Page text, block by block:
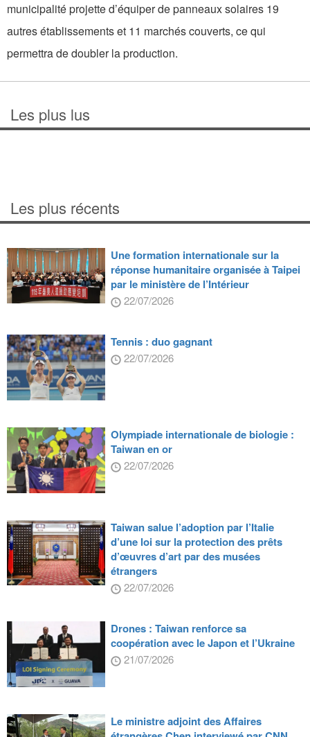
municipalité projette d’équiper de panneaux solaires 19
autres établissements et 11 marchés couverts, ce qui
permettra de doubler la production.
Les plus lus
Les plus récents
Une formation internationale sur la
réponse humanitaire organisée à Taipei
par le ministère de l’Intérieur
22/07/2026
Tennis : duo gagnant
22/07/2026
Olympiade internationale de biologie :
Taiwan en or
22/07/2026
Taiwan salue l’adoption par l’Italie
d’une loi sur la protection des prêts
d’œuvres d’art par des musées
étrangers
22/07/2026
Drones : Taiwan renforce sa
coopération avec le Japon et l’Ukraine
21/07/2026
Le ministre adjoint des Affaires